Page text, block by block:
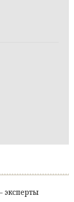
эксперты